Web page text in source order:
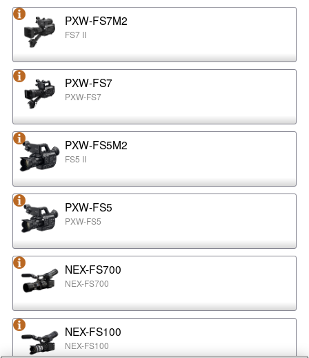
PXW-FS7M2
FS7 II
PXW-FS7
PXW-FS7
PXW-FS5M2
FS5 II
PXW-FS5
PXW-FS5
NEX-FS700
NEX-FS700
NEX-FS100
NEX-FS100